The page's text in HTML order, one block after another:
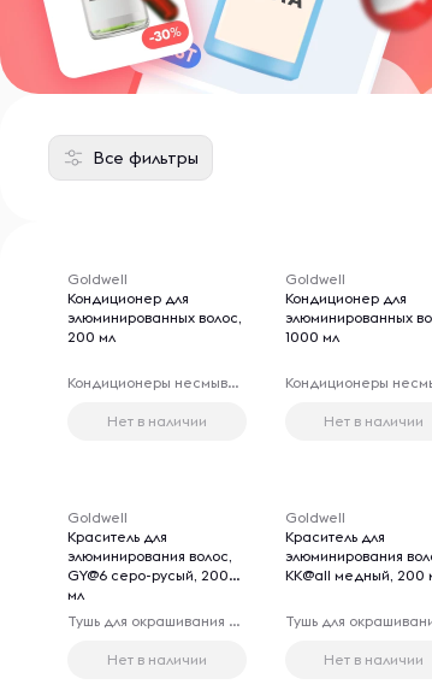
Все фильтры
Goldwell
Кондиционер для
элюминированных волос,
200 мл
Кондиционеры несмываемые для волос
Нет в наличии
Goldwell
Кондиционер для
элюминированных
1000 мл
Нет в наличии
Goldwell
Краситель для
элюминирования волос,
GY@6 серо-русый, 200
мл
Тушь для окрашивания волос
Нет в наличии
Goldwell
Краситель для
элюминирования
KK@all медный, 200
Нет в наличии